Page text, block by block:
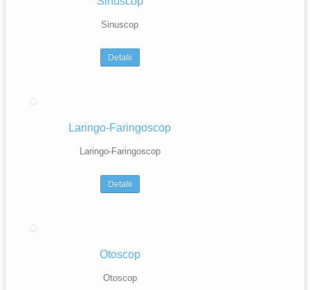
Sinuscop
Detalii
Laringo-Faringoscop
Laringo-Faringoscop
Detalii
Otoscop
Otoscop